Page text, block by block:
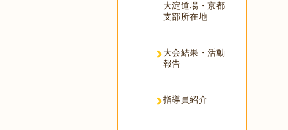
大淀道場・京都
支部所在地
大会結果・活動
報告
指導員紹介